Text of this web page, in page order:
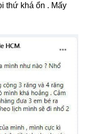
thứ khá ổn . Mấy